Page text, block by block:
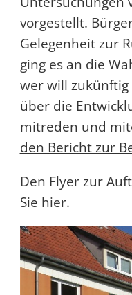
vorgestellt.
Gelegenheit zur
ging es an die
wer will
über die
mitreden und
den Bericht zur
Den Flyer zur
Sie hier.